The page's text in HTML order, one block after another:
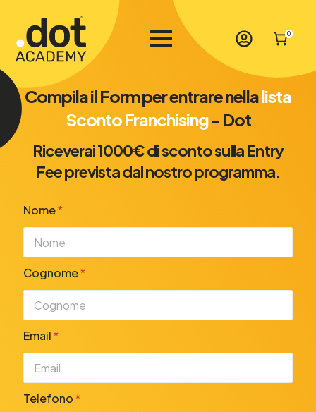
0
Compila il Form per entrare nellalista
Sconto Franchising- Dot
Riceverai 1000€ di sconto sulla Entry
Fee prevista dal nostro programma.
Nome*
Cognome*
Email*
Telefono*